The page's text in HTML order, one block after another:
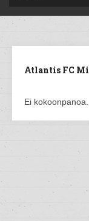
Atlantis FC
Ei kokoonpanoa.